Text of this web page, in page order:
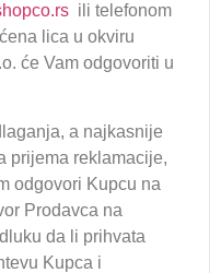
ili telefonom
lica u okviru
će Vam odgovoriti u
a najkasnije
prijema reklamacije,
odgovori Kupcu na
Prodavca na
da li prihvata
Kupca i